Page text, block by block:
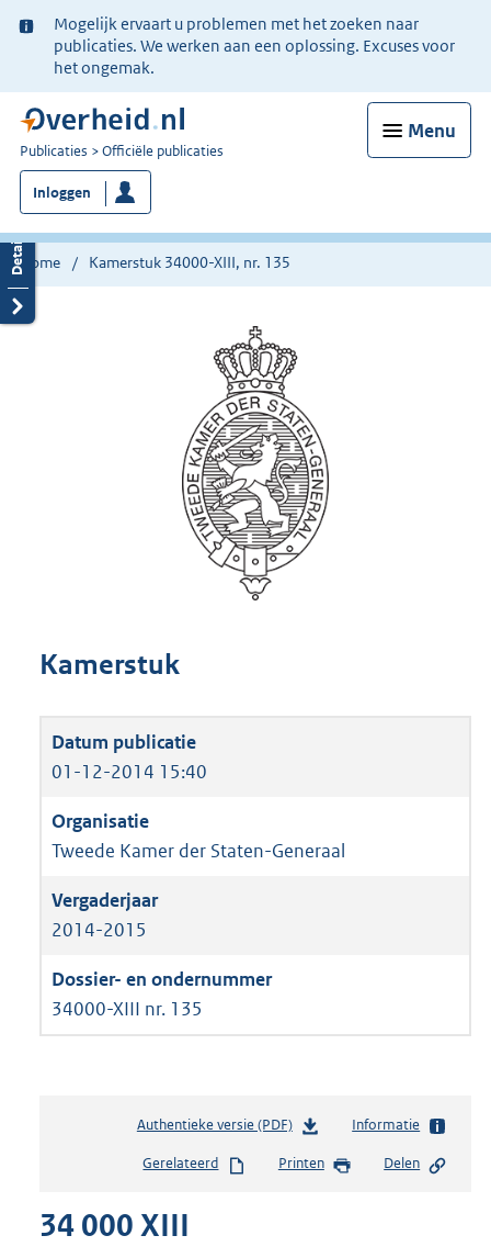
Ter
informatie:
Mogelijk ervaart u problemen met het zoeken naar
publicaties. We werken aan een oplossing. Excuses voor
het ongemak.
Menu
U
bent
nu
hier:
Publicaties Officiële publicaties
Inloggen
Home Kamerstuk 34000-XIII, nr. 135
Kamerstuk
01-12-2014 15:40
Tweede Kamer der Staten-Generaal
2014-2015
34000-XIII nr. 135
Authentieke versie (PDF)b
s
Informatie
Gerelateerd Printen Delen
34 000 XIII